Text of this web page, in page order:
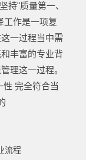
持"质量第一、
工作是一项复
一过程当中需
丰富的专业背
理这一过程。
完全符合当
流程